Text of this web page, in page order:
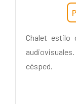
Chalet estilo
césped.